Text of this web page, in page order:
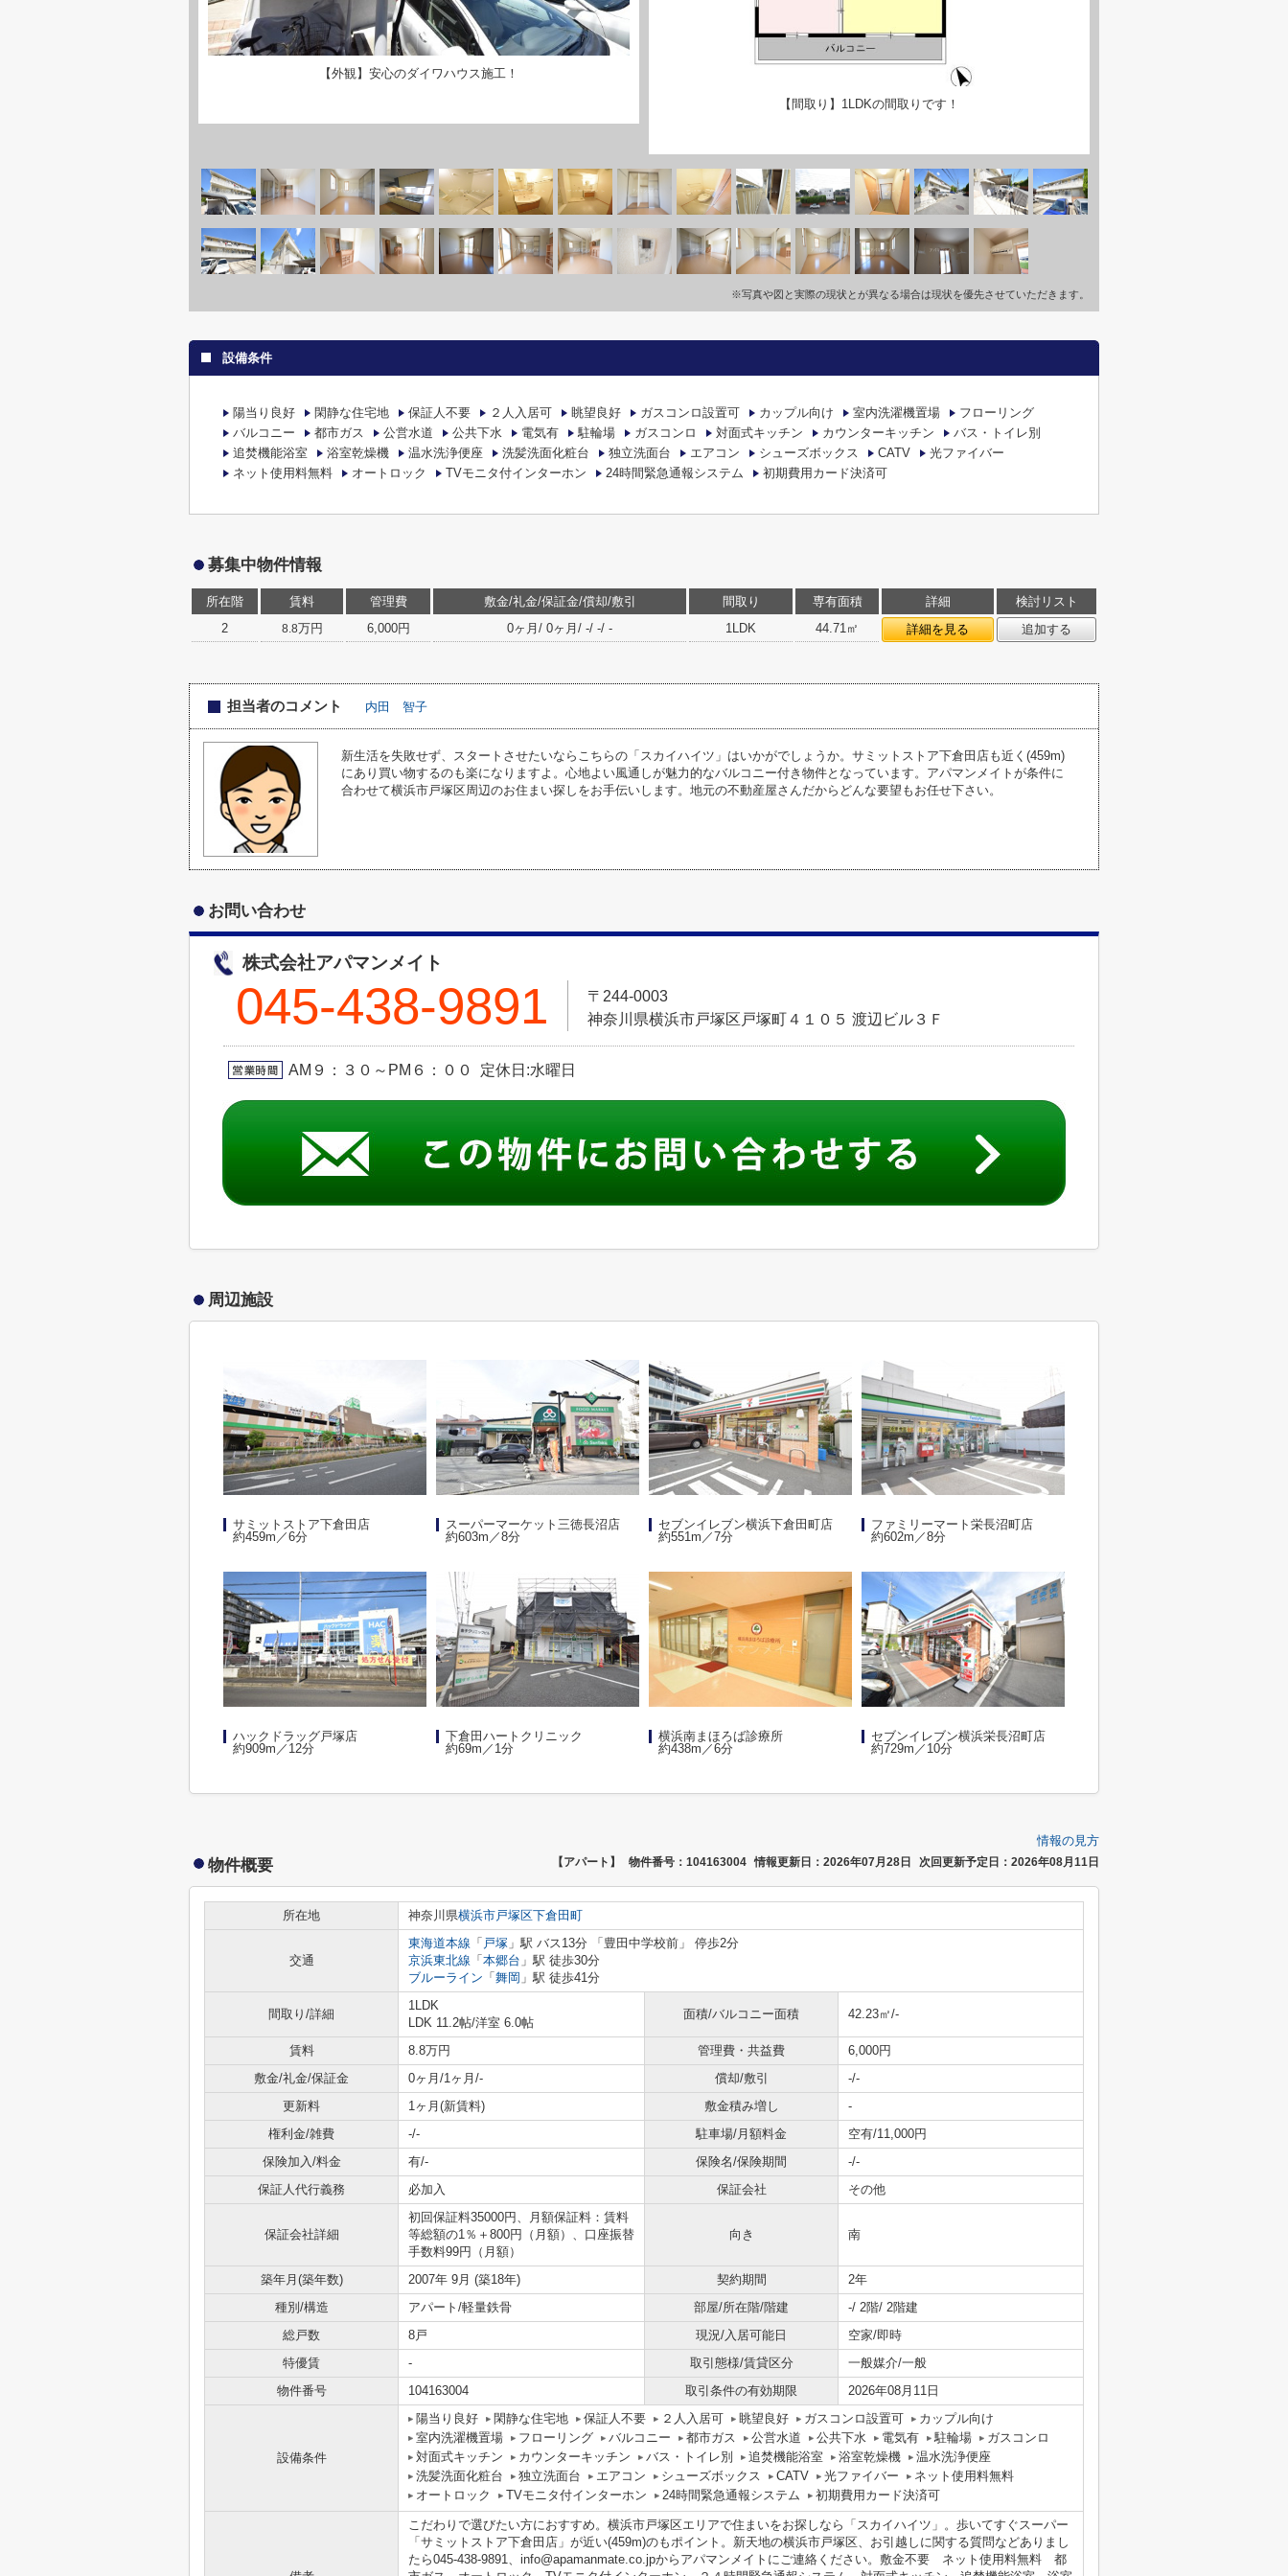
【外観】安心のダイワハウス施工！
【間取り】1LDKの間取りです！
※写真や図と実際の現状とが異なる場合は現状を優先させていただきます。
設備条件
陽当り良好 閑静な住宅地 保証人不要 ２人入居可 眺望良好 ガスコンロ設置可 カップル向け 室内洗濯機置場
フローリング
バルコニー
都市ガス 公営水道 公共下水 電気有 駐輪場 ガスコンロ 対面式キッチン カウンターキッチン
バス・トイレ別
追焚機能浴室
浴室乾燥機 温水洗浄便座 洗髪洗面化粧台 独立洗面台 エアコン シューズボックス CATV
光ファイバー
ネット使用料無料
オートロック TVモニタ付インターホン 24時間緊急通報システム 初期費用カード決済可
募集中物件情報
所在階 賃料 管理費 敷金/礼金/保証金/償却/敷引 間取り 専有面積 詳細
検討リスト
2
8.8万円 6,000円 0ヶ月/ 0ヶ月/ -/ -/ - 1LDK 44.71㎡ 詳細を見る 追加する
担当者のコメント 内田 智子
新生活を失敗せず、スタートさせたいならこちらの「スカイハイツ」はいかがでしょうか。サミットストア下倉田店も近く(459m)
にあり買い物するのも楽になりますよ。心地よい風通しが魅力的なバルコニー付き物件となっています。アパマンメイトが条件に
合わせて横浜市戸塚区周辺のお住まい探しをお手伝いします。地元の不動産屋さんだからどんな要望もお任せ下さい。
お問い合わせ
株式会社アパマンメイト
045-438-9891
〒244-0003
神奈川県横浜市戸塚区戸塚町４１０５ 渡辺ビル３Ｆ
AM９：３０～PM６：００ 定休日:水曜日
周辺施設
サミットストア下倉田店
約459m／6分
スーパーマーケット三徳長沼店
約603m／8分
セブンイレブン横浜下倉田町店
約551m／7分
ファミリーマート栄長沼町店
約602m／8分
ハックドラッグ戸塚店
約909m／12分
下倉田ハートクリニック
約69m／1分
横浜南まほろば診療所
約438m／6分
セブンイレブン横浜栄長沼町店
約729m／10分
情報の見方
物件概要 【アパート】 物件番号：104163004 情報更新日：2026年07月28日 次回更新予定日：2026年08月11日
所在地 神奈川県横浜市戸塚区下倉田町
交通
東海道本線 「 戸塚 」駅 バス13分 「豊田中学校前」 停歩2分
京浜東北線 「 本郷台 」駅 徒歩30分
ブルーライン 「 舞岡 」駅 徒歩41分
間取り/詳細
1LDK
LDK 11.2帖/洋室 6.0帖
面積/バルコニー面積 42.23㎡/-
賃料 8.8万円 管理費・共益費
6,000円
敷金/礼金/保証金
0ヶ月/1ヶ月/- 償却/敷引
-/-
更新料
1ヶ月(新賃料) 敷金積み増し
-
権利金/雑費
-/- 駐車場/月額料金
空有/11,000円
保険加入/料金
有/- 保険名/保険期間
-/-
保証人代行義務
必加入 保証会社 その他
保証会社詳細
初回保証料35000円、月額保証料：賃料
等総額の1％＋800円（月額）、口座振替
手数料99円（月額）
向き 南
築年月(築年数) 2007年 9月 (築18年) 契約期間
2年
種別/構造
アパート/軽量鉄骨 部屋/所在階/階建
-/ 2階/ 2階建
総戸数
8戸 現況/入居可能日
空家/即時
特優賃
- 取引態様/賃貸区分
一般媒介/一般
物件番号
104163004 取引条件の有効期限 2026年08月11日
設備条件
陽当り良好 閑静な住宅地 保証人不要 ２人入居可 眺望良好 ガスコンロ設置可
カップル向け
室内洗濯機置場
フローリング バルコニー 都市ガス 公営水道 公共下水 電気有 駐輪場
ガスコンロ
対面式キッチン
カウンターキッチン バス・トイレ別 追焚機能浴室 浴室乾燥機
温水洗浄便座
洗髪洗面化粧台
独立洗面台 エアコン シューズボックス CATV 光ファイバー
ネット使用料無料
オートロック
TVモニタ付インターホン 24時間緊急通報システム 初期費用カード決済可
こだわりで選びたい方におすすめ。横浜市戸塚区エリアで住まいをお探しなら「スカイハイツ」。歩いてすぐスーパー
「サミットストア下倉田店」が近い(459m)のもポイント。新天地の横浜市戸塚区、お引越しに関する質問などありまし
たら045-438-9891、info@apamanmate.co.jpからアパマンメイトにご連絡ください。敷金不要 ネット使用料無料 都